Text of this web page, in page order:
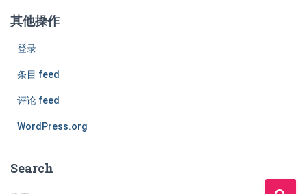
其他操作
登录
条目 feed
评论 feed
WordPress.org
Search